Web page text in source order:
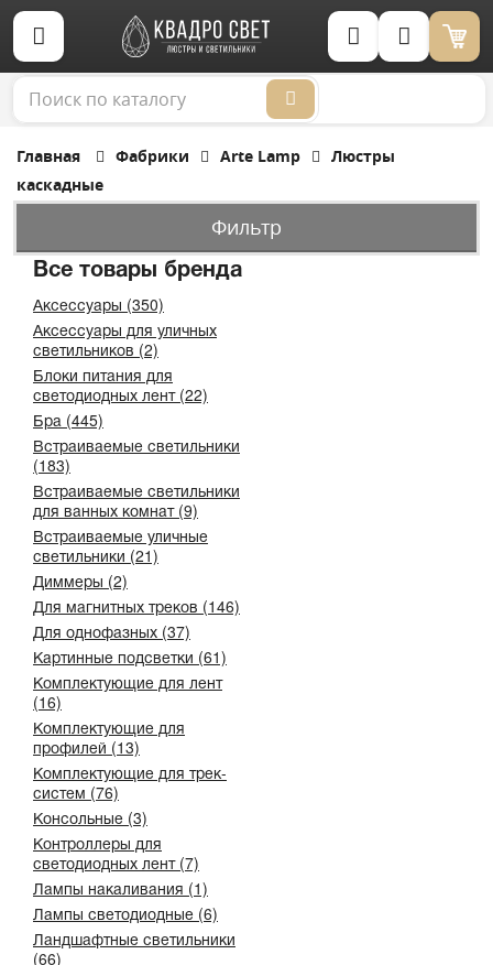
Корзина (0)
Главная Фабрики Arte Lamp
Люстры
каскадные
Фильтр
Все товары бренда
Аксессуары (350)
Аксессуары для уличных
светильников (2)
Блоки питания для
светодиодных лент (22)
Бра (445)
Встраиваемые светильники
(183)
Встраиваемые светильники
для ванных комнат (9)
Встраиваемые уличные
светильники (21)
Диммеры (2)
Для магнитных треков (146)
Для однофазных (37)
Картинные подсветки (61)
Комплектующие для лент
(16)
Комплектующие для
профилей (13)
Комплектующие для трек-
систем (76)
Консольные (3)
Контроллеры для
светодиодных лент (7)
Лампы накаливания (1)
Лампы светодиодные (6)
Ландшафтные светильники
(66)